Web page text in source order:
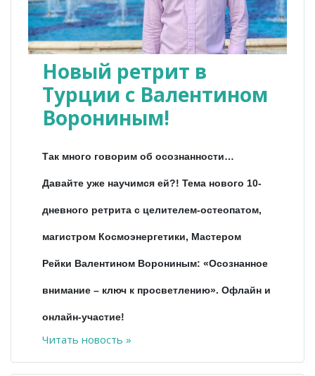
Новый ретрит в
Турции с Валентином
Ворониным!
Так много говорим об осознанности…
Давайте уже научимся ей?! Тема нового 10-
дневного ретрита с целителем-остеопатом,
магистром Космоэнергетики, Мастером
Рейки Валентином Ворониным: «Осознанное
внимание – ключ к просветлению». Офлайн и
онлайн-участие!
Читать новость »